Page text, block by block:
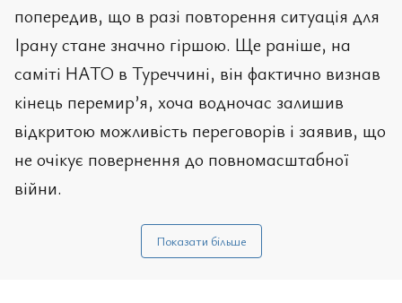
попередив, що в разі повторення ситуація для
Ірану стане значно гіршою. Ще раніше, на
саміті НАТО в Туреччині, він фактично визнав
кінець перемир’я, хоча водночас залишив
відкритою можливість переговорів і заявив, що
не очікує повернення до повномасштабної
війни.
Показати більше